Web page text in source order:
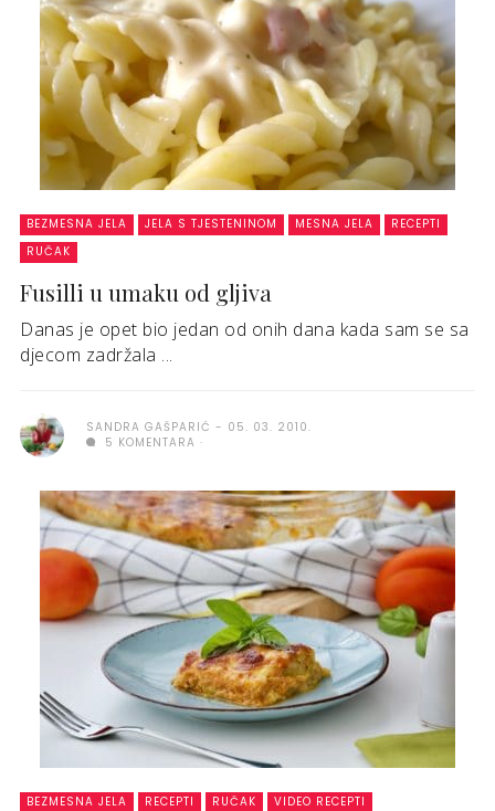
BEZMESNA JELA JELA S TJESTENINOM MESNA JELA
RECEPTI
RUČAK
Fusilli u umaku od gljiva
Danas je opet bio jedan od onih dana kada sam se sa
djecom zadržala ...
SANDRA GAŠPARIĆ
05. 03. 2010.
5 KOMENTARA
BEZMESNA JELA RECEPTI RUČAK VIDEO RECEPTI